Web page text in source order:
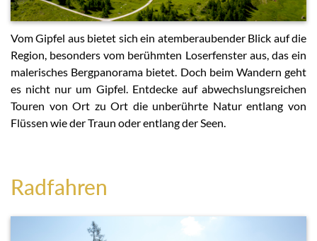
Vom Gipfel aus bietet sich ein atemberaubender Blick auf die
Region, besonders vom berühmten Loserfenster aus, das ein
malerisches Bergpanorama bietet. Doch beim Wandern geht
es nicht nur um Gipfel. Entdecke auf abwechslungsreichen
Touren von Ort zu Ort die unberührte Natur entlang von
Flüssen wie der Traun oder entlang der Seen.
Radfahren